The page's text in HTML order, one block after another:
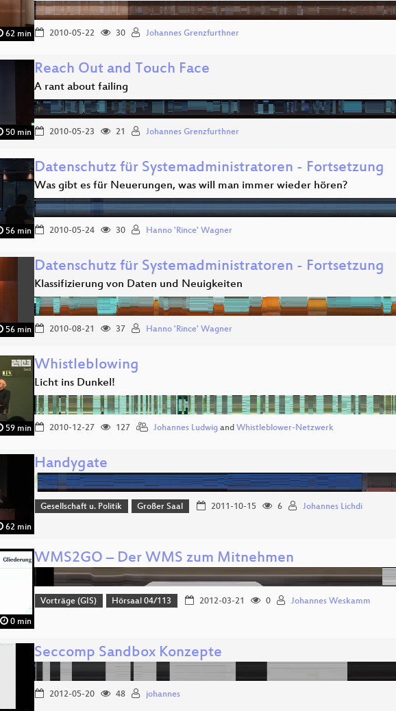
62 min 2010-05-22 30 Johannes Grenzfurthner
50 min
Reach Out and Touch Face
A rant about failing
2010-05-23 21 Johannes Grenzfurthner
56 min
Datenschutz für Systemadministratoren - Fortsetzung
Was gibt es für Neuerungen, was will man immer wieder hören?
2010-05-24 30 Hanno 'Rince' Wagner
56 min
Datenschutz für Systemadministratoren - Fortsetzung
Klassifizierung von Daten und Neuigkeiten
2010-08-21 37 Hanno 'Rince' Wagner
59 min
Whistleblowing
Licht ins Dunkel!
2010-12-27 127 Johannes Ludwig and Whistleblower-Netzwerk
62 min
Handygate
Gesellschaft u. Politik Großer Saal 2011-10-15 6 Johannes Lichdi
0 min
WMS2GO – Der WMS zum Mitnehmen
Vorträge (GIS) Hörsaal 04/113 2012-03-21 0 Johannes Weskamm
Seccomp Sandbox Konzepte
2012-05-20 48 johannes